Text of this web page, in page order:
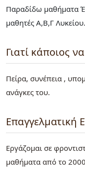
Παραδίδω μαθήματα
μαθητές Α,Β,Γ Λυκείου.
Γιατί κάποιος
Πείρα, συνέπεια ,
ανάγκες του.
Επαγγελματική
Εργάζομαι σε
μαθήματα από το